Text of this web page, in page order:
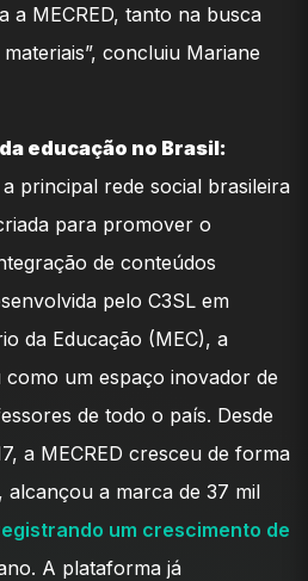
a MECRED, tanto na busca
concluiu Mariane
educação no Brasil:
a principal rede social brasileira
para promover o
de conteúdos
pelo C3SL em
da Educação (MEC), a
como um espaço inovador de
de todo o país. Desde
a MECRED cresceu de forma
alcançou a marca de 37 mil
um crescimento de
A plataforma já